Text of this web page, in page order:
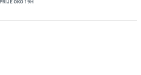
PRIJE OKO 19H